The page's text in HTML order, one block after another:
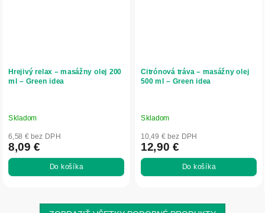
Hrejivý relax – masážny olej 200
ml – Green idea
Skladom
6,58 € bez DPH
8,09 €
Do košíka
Citrónová tráva – masážny olej
500 ml – Green idea
Skladom
10,49 € bez DPH
12,90 €
Do košíka